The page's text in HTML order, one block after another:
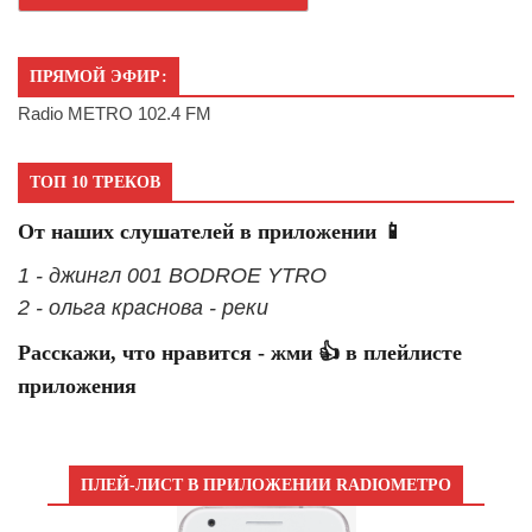
ПРЯМОЙ ЭФИР:
Radio METRO 102.4 FM
ТОП 10 ТРЕКОВ
От наших слушателей в приложении 📱
1 - джингл 001 BODROE YTRO
2 - ольга краснова - реки
Расскажи, что нравится - жми 👍 в плейлисте
приложения
ПЛЕЙ-ЛИСТ В ПРИЛОЖЕНИИ RADIOМЕТРО